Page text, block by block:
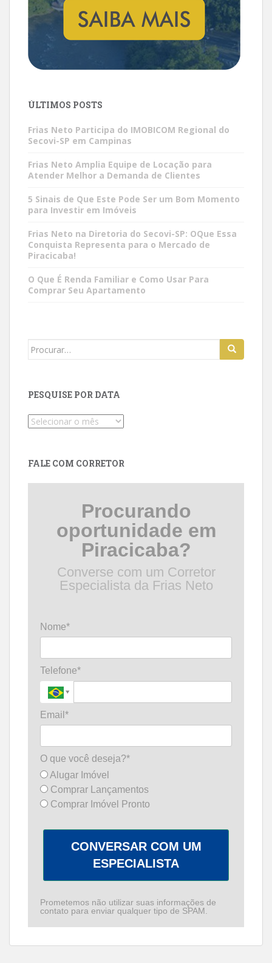
ÚLTIMOS POSTS
Frias Neto Participa do IMOBICOM Regional do
Secovi-SP em Campinas
Frias Neto Amplia Equipe de Locação para
Atender Melhor a Demanda de Clientes
5 Sinais de Que Este Pode Ser um Bom Momento
para Investir em Imóveis
Frias Neto na Diretoria do Secovi-SP: OQue Essa
Conquista Representa para o Mercado de
Piracicaba!
O Que É Renda Familiar e Como Usar Para
Comprar Seu Apartamento
Search
PESQUISE POR DATA
Pesquise
FALE COM CORRETOR
Procurando
oportunidade em
Piracicaba?
Converse com um Corretor
Especialista da Frias Neto
Nome*
Telefone*
Email*
O que você deseja?*
Alugar Imóvel
Comprar Lançamentos
Comprar Imóvel Pronto
CONVERSAR COM UM
ESPECIALISTA
Prometemos não utilizar suas informações de
contato para enviar qualquer tipo de SPAM.